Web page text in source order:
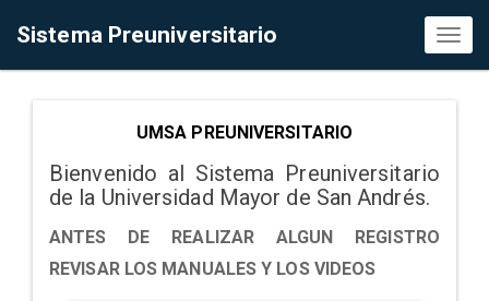
Sistema Preuniversitario
UMSA PREUNIVERSITARIO
Bienvenido al Sistema Preuniversitario
de la Universidad Mayor de San Andrés.
ANTES DE REALIZAR ALGUN REGISTRO
REVISAR LOS MANUALES Y LOS VIDEOS